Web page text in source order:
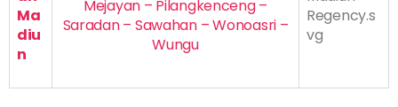
Ma
diu
n
Mejayan – Pilangkenceng –
Saradan – Sawahan – Wonoasri –
Wungu